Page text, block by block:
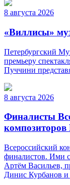
8 августа 2026
«Виллисы»
Петербургский
премьеру
Пуччини
8 августа 2026
Финалисты
Всероссийский
финалистов. Ими
Артём Васильев,
Динис Курбанов